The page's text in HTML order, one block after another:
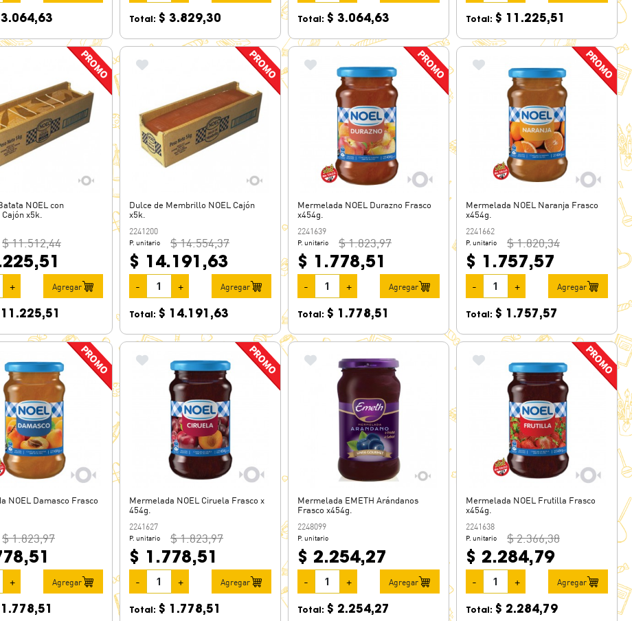
Total: $ 3.829,30 Total: $ 3.064,63 Total: $ 11.225,51
NOEL con
x5k.
$ 11.512,44
+ Agregar
Dulce de Membrillo NOEL Cajón
x5k.
2241200
P. unitario $ 14.554,37
$ 14.191,63
- + Agregar
Total: $ 14.191,63
Mermelada NOEL Durazno Frasco
x454g.
2241639
P. unitario $ 1.823,97
$ 1.778,51
- + Agregar
Total: $ 1.778,51
Mermelada NOEL Naranja Frasco
x454g.
2241662
P. unitario $ 1.820,34
$ 1.757,57
- + Agregar
Total: $ 1.757,57
NOEL Damasco Frasco
$ 1.823,97
+ Agregar
Mermelada NOEL Ciruela Frasco x
454g.
2241627
P. unitario $ 1.823,97
$ 1.778,51
- + Agregar
Total: $ 1.778,51
Mermelada EMETH Arándanos
Frasco x454g.
2248099
P. unitario
$ 2.254,27
- + Agregar
Total: $ 2.254,27
Mermelada NOEL Frutilla Frasco
x454g.
2241638
P. unitario $ 2.366,38
$ 2.284,79
- + Agregar
Total: $ 2.284,79